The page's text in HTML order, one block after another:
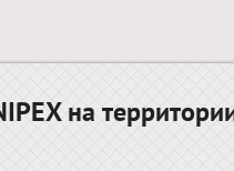
на